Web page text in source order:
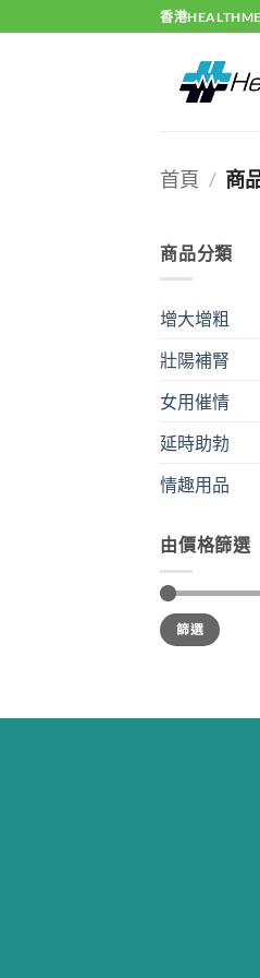
to
香港
首頁 / 商
商品分類
增大增粗
壯陽補腎
女用催情
延時助勃
情趣用品
由價格篩選
最
低
價
最
高
價
篩選